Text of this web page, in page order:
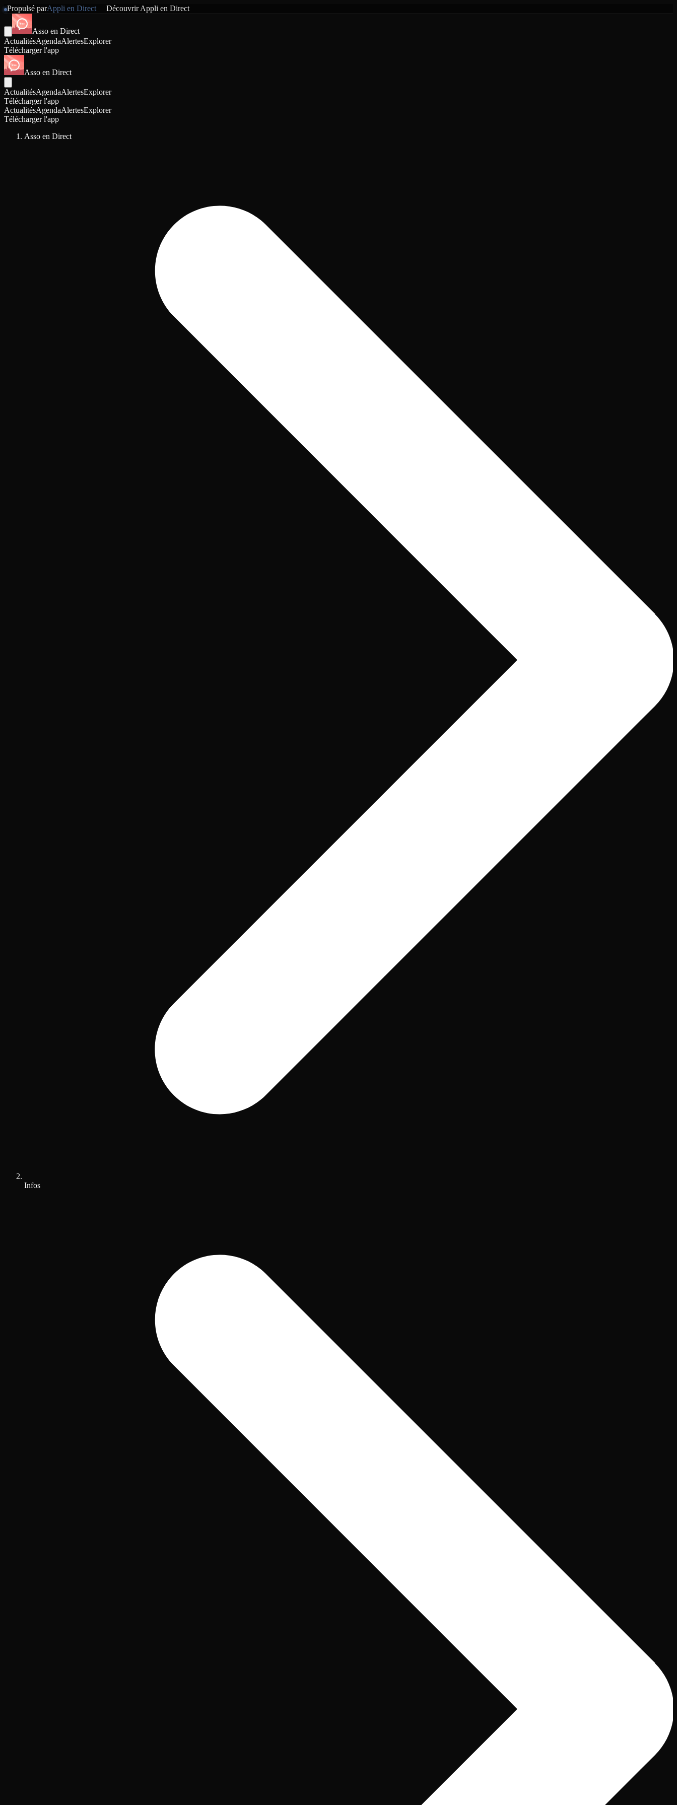
Propulsé parAppli en Direct DécouvrirAppli en Direct
Asso en Direct
ActualitésAgendaAlertesExplorer
Télécharger l'app
Asso en Direct
ActualitésAgendaAlertesExplorer
Télécharger l'app
ActualitésAgendaAlertesExplorer
Télécharger l'app
Asso en Direct
Infos